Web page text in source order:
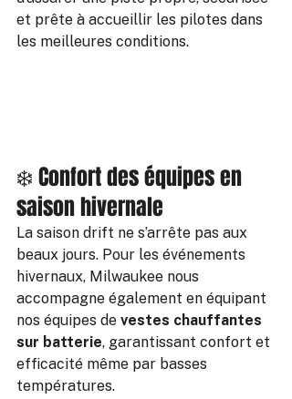
et prête à accueillir les pilotes dans
les meilleures conditions.
❄️ Confort des équipes en
saison hivernale
La saison drift ne s’arrête pas aux
beaux jours. Pour les événements
hivernaux, Milwaukee nous
accompagne également en équipant
nos équipes de vestes chauffantes
sur batterie, garantissant confort et
efficacité même par basses
températures.